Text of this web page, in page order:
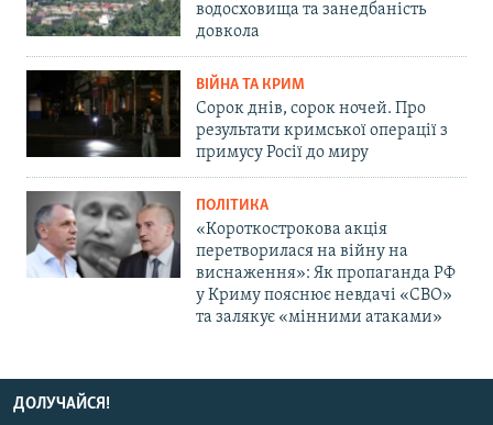
водосховища та занедбаність
довкола
ВІЙНА ТА КРИМ
Сорок днів, сорок ночей. Про
результати кримської операції з
примусу Росії до миру
ПОЛІТИКА
«Короткострокова акція
перетворилася на війну на
виснаження»: Як пропаганда РФ
у Криму пояснює невдачі «СВО»
та залякує «мінними атаками»
ДОЛУЧАЙСЯ!